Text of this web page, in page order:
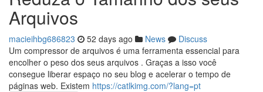
Arquivos
macieihbg686823 52 days ago News
Discuss
Um compressor de arquivos é uma ferramenta essencial para
encolher o peso dos seus arquivos . Graças a isso você
consegue liberar espaço no seu blog e acelerar o tempo de
páginas web. Existem https://catlkimg.com/?lang=pt